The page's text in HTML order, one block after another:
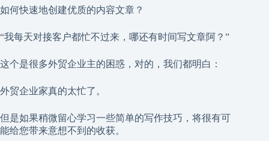
如何快速地创建优质的内容文章？
“我每天对接客户都忙不过来，哪还有时间写文章阿？”
这个是很多外贸企业主的困惑，对的，我们都明白：
外贸企业家真的太忙了。
但是如果稍微留心学习一些简单的写作技巧，将很有可
能给您带来意想不到的收获。